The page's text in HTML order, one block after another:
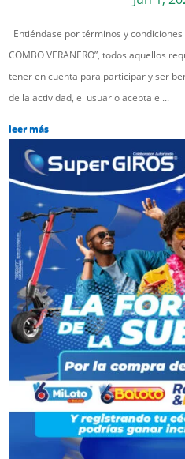
Entiéndase por términos y condiciones
COMBO VERANERO”, todos aquellos
tener en cuenta para participar y ser
de la actividad, el usuario acepta el...
leer más